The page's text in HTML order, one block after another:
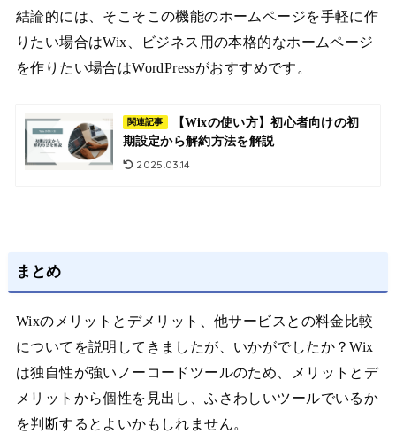
結論的には、そこそこの機能のホームページを手軽に作
りたい場合はWix、ビジネス用の本格的なホームページ
を作りたい場合はWordPressがおすすめです。
関連記事
【Wixの使い方】初心者向けの初
期設定から解約方法を解説
2025.03.14
まとめ
Wixのメリットとデメリット、他サービスとの料金比較
についてを説明してきましたが、いかがでしたか？Wix
は独自性が強いノーコードツールのため、メリットとデ
メリットから個性を見出し、ふさわしいツールでいるか
を判断するとよいかもしれません。